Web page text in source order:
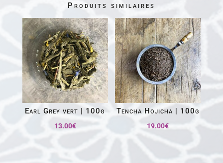
Produits similaires
Earl Grey vert | 100g
13.00€
Tencha Hojicha | 100g
19.00€